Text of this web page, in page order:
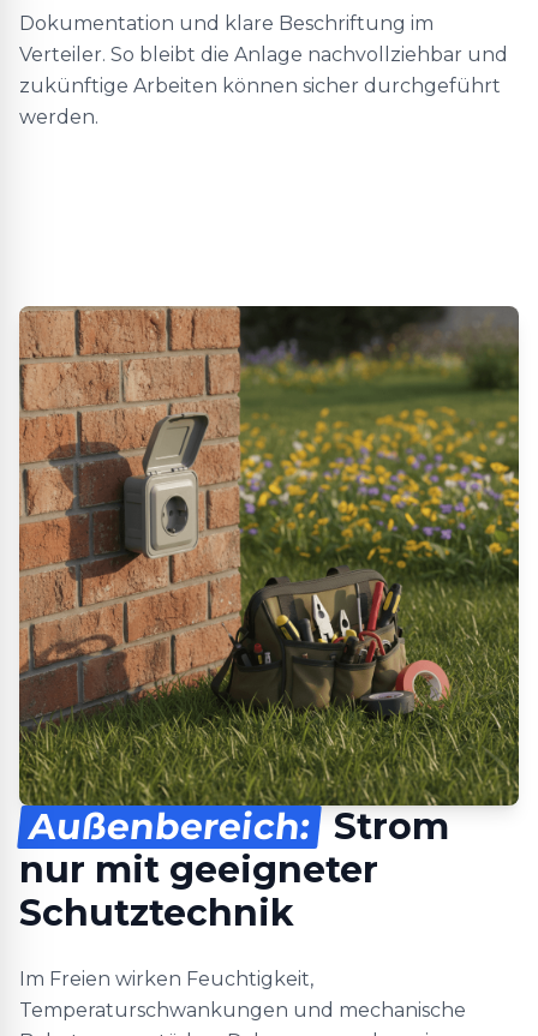
Dokumentation und klare Beschriftung im
Verteiler. So bleibt die Anlage nachvollziehbar und
zukünftige Arbeiten können sicher durchgeführt
werden.
Außenbereich: Strom
nur mit geeigneter
Schutztechnik
Im Freien wirken Feuchtigkeit,
Temperaturschwankungen und mechanische